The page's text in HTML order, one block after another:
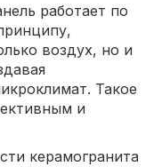
работает по
воздух, но и
Такое
и
керамогранита